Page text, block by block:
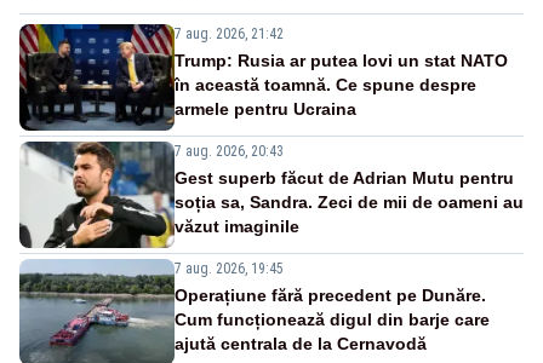
7 aug. 2026, 21:42
Trump: Rusia ar putea lovi un stat NATO
în această toamnă. Ce spune despre
armele pentru Ucraina
7 aug. 2026, 20:43
Gest superb făcut de Adrian Mutu pentru
soția sa, Sandra. Zeci de mii de oameni au
văzut imaginile
7 aug. 2026, 19:45
Operațiune fără precedent pe Dunăre.
Cum funcționează digul din barje care
ajută centrala de la Cernavodă